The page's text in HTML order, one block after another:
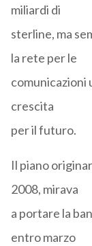
miliardi di
sterline, ma
la rete per le
comunicazioni
crescita
per il futuro.
Il piano
2008, mirava
a portare la
entro marzo